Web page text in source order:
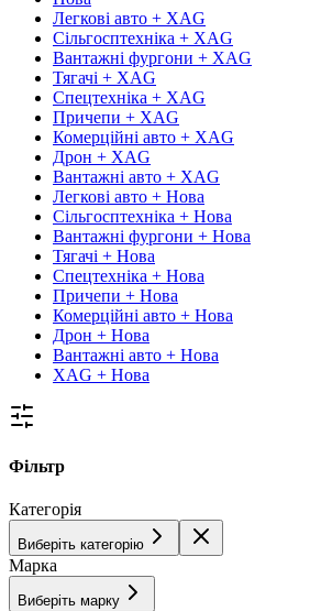
Легкові авто + XAG
Сільгосптехніка + XAG
Вантажні фургони + XAG
Тягачі + XAG
Спецтехніка + XAG
Причепи + XAG
Комерційні авто + XAG
Дрон + XAG
Вантажні авто + XAG
Легкові авто + Нова
Сільгосптехніка + Нова
Вантажні фургони + Нова
Тягачі + Нова
Спецтехніка + Нова
Причепи + Нова
Комерційні авто + Нова
Дрон + Нова
Вантажні авто + Нова
XAG + Нова
Фільтр
Категорія
Виберіть категорію
Марка
Виберіть марку